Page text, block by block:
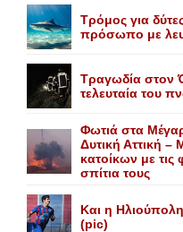
Τρόμος για
πρόσωπο με
Τραγωδία στον
τελευταία του
Φωτιά στα
Δυτική Αττική
κατοίκων με
σπίτια τους
Και η
(pic)